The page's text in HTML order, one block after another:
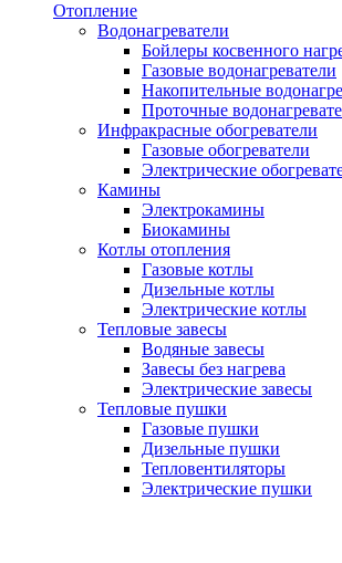
Отопление
Водонагреватели
Бойлеры косвенного
Газовые водонагреватели
Накопительные
Проточные
Инфракрасные обогреватели
Газовые обогреватели
Электрические
Камины
Электрокамины
Биокамины
Котлы отопления
Газовые котлы
Дизельные котлы
Электрические котлы
Тепловые завесы
Водяные завесы
Завесы без нагрева
Электрические завесы
Тепловые пушки
Газовые пушки
Дизельные пушки
Тепловентиляторы
Электрические пушки